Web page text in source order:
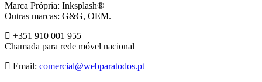
Marca Própria: Inksplash®
Outras marcas: G&G, OEM.
+351 910 001 955
Chamada para rede móvel nacional
Email: comercial@webparatodos.pt